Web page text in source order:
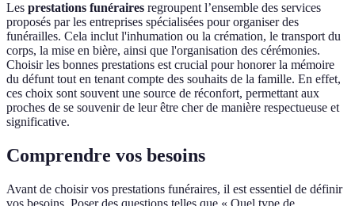
Les prestations funéraires regroupent l’ensemble des services
proposés par les entreprises spécialisées pour organiser des
funérailles. Cela inclut l'inhumation ou la crémation, le transport du
corps, la mise en bière, ainsi que l'organisation des cérémonies.
Choisir les bonnes prestations est crucial pour honorer la mémoire
du défunt tout en tenant compte des souhaits de la famille. En effet,
ces choix sont souvent une source de réconfort, permettant aux
proches de se souvenir de leur être cher de manière respectueuse et
significative.
Comprendre vos besoins
Avant de choisir vos prestations funéraires, il est essentiel de définir